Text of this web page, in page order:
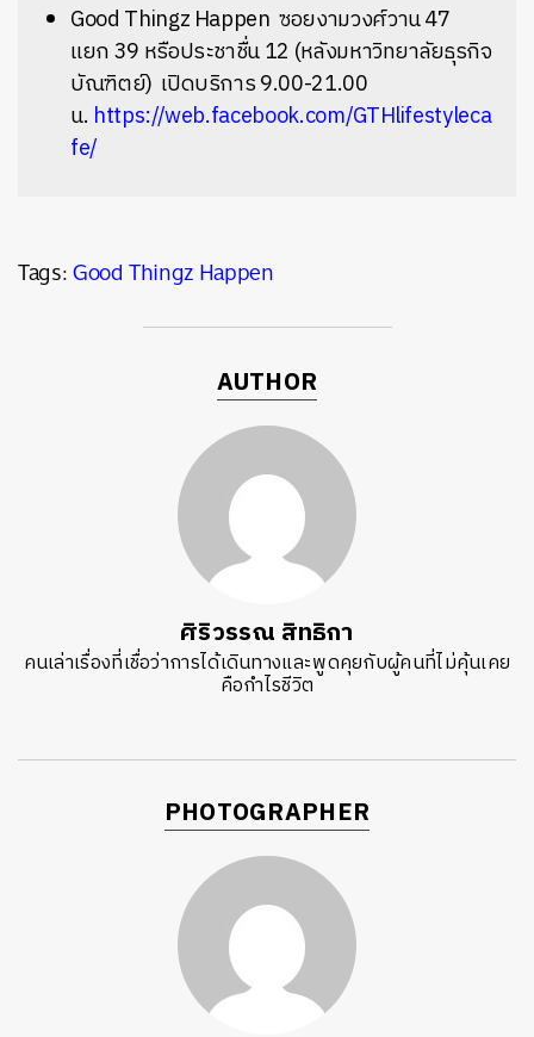
Good Thingz Happen ซอยงามวงศ์วาน 47
แยก 39 หรือประชาชื่น 12 (หลังมหาวิทยาลัยธุรกิจ
บัณฑิตย์) เปิดบริการ 9.00-21.00
น. https://web.facebook.com/GTHlifestyleca
fe/
Tags:Good Thingz Happen
AUTHOR
ศิริวรรณ สิทธิกา
คนเล่าเรื่องที่เชื่อว่าการได้เดินทางและพูดคุยกับผู้คนที่ไม่คุ้นเคย
คือกำไรชีวิต
PHOTOGRAPHER